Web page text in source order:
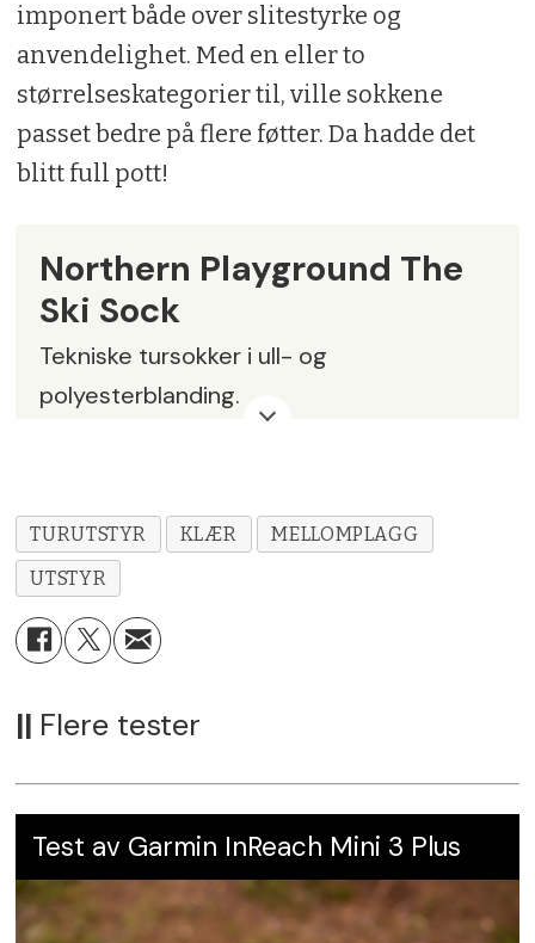
imponert både over slitestyrke og
anvendelighet. Med en eller to
størrelseskategorier til, ville sokkene
passet bedre på flere føtter. Da hadde det
blitt full pott!
Northern Playground The
Ski Sock
Tekniske tursokker i ull- og
polyesterblanding.
Størrelser
: 35 – 46
Farger: Sort
Leverandør
Karakter:5
TURUTSTYR KLÆR
MELLOMPLAGG
UTSTYR
|| Flere tester
Test av Garmin InReach Mini 3 Plus